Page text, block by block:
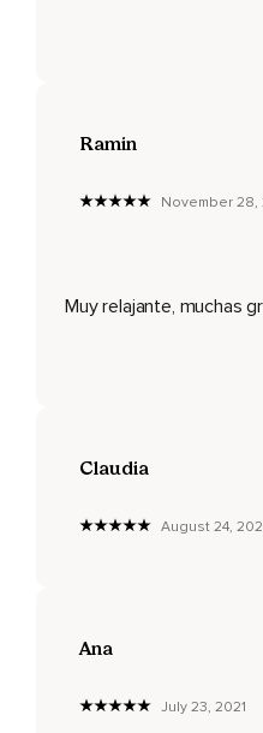
Puedes sentir cómo sueltas
Respira.
superficie.
Soltar todo el día.
Tus células están listas.
Ramin
November 28,
Muy relajante, muchas
Claudia
August 24,
Ana
July 23, 2021